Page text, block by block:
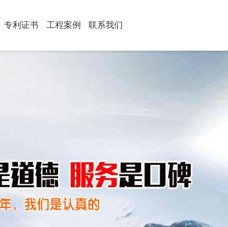
专利证书 工程案例 联系我们